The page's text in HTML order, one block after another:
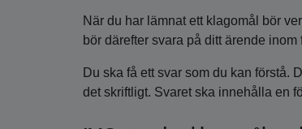
När du har lämnat ett klagomål bör
bör därefter svara på ditt ärende
Du ska få ett svar som du kan förstå.
det skriftligt. Svaret ska innehålla en